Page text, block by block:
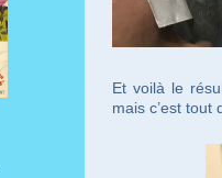
Et voilà le
mais c’est tout